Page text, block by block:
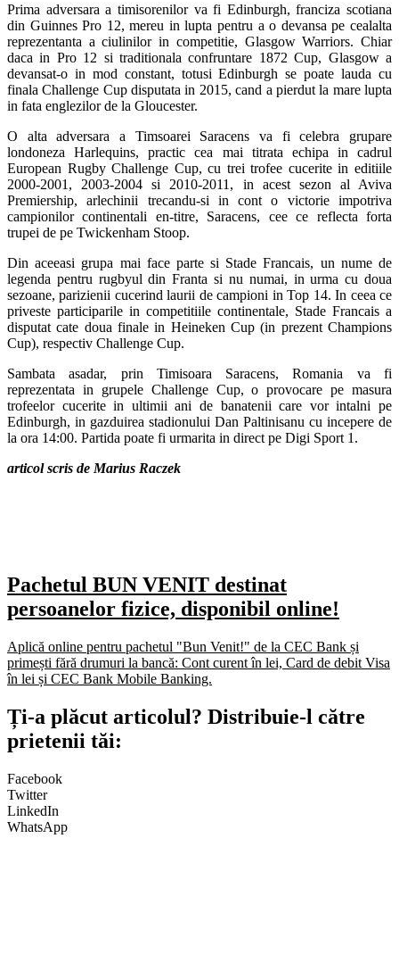
Prima adversara a timisorenilor va fi Edinburgh, franciza scotiana
din Guinnes Pro 12, mereu in lupta pentru a o devansa pe cealalta
reprezentanta a ciulinilor in competitie, Glasgow Warriors. Chiar
daca in Pro 12 si traditionala confruntare 1872 Cup, Glasgow a
devansat-o in mod constant, totusi Edinburgh se poate lauda cu
finala Challenge Cup disputata in 2015, cand a pierdut la mare lupta
in fata englezilor de la Gloucester.
O alta adversara a Timsoarei Saracens va fi celebra grupare
londoneza Harlequins, practic cea mai titrata echipa in cadrul
European Rugby Challenge Cup, cu trei trofee cucerite in editiile
2000-2001, 2003-2004 si 2010-2011, in acest sezon al Aviva
Premiership, arlechinii trecandu-si in cont o victorie impotriva
campionilor continentali en-titre, Saracens, cee ce reflecta forta
trupei de pe Twickenham Stoop.
Din aceeasi grupa mai face parte si Stade Francais, un nume de
legenda pentru rugbyul din Franta si nu numai, in urma cu doua
sezoane, parizienii cucerind laurii de campioni in Top 14. In ceea ce
priveste participarile in competitiile continentale, Stade Francais a
disputat cate doua finale in Heineken Cup (in prezent Champions
Cup), respectiv Challenge Cup.
Sambata asadar, prin Timisoara Saracens, Romania va fi
reprezentata in grupele Challenge Cup, o provocare pe masura
trofeelor cucerite in ultimii ani de banatenii care vor intalni pe
Edinburgh, in gazduirea stadionului Dan Paltinisanu cu incepere de
la ora 14:00. Partida poate fi urmarita in direct pe Digi Sport 1.
articol scris de Marius Raczek
Pachetul BUN VENIT destinat
persoanelor fizice, disponibil online!
Aplică online pentru pachetul "Bun Venit!" de la CEC Bank și
primești fără drumuri la bancă: Cont curent în lei, Card de debit Visa
în lei și CEC Bank Mobile Banking.​
Ți-a plăcut articolul? Distribuie-l către
prietenii tăi:
Facebook
Twitter
LinkedIn
WhatsApp